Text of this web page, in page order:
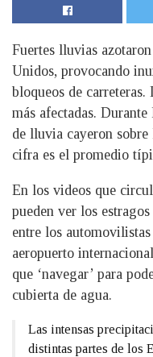
Fuertes lluvias
Unidos, provocando
bloqueos de
más afectadas.
de lluvia cayeron sobre
cifra es el promedio
En los videos que
pueden ver los
entre los
aeropuerto
que ‘navegar’ para
cubierta de agua.
Las intensas
distintas partes de los